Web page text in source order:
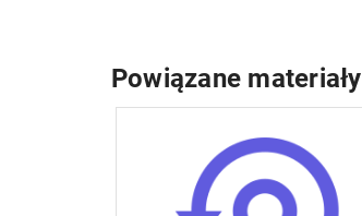
Powiązane materiały